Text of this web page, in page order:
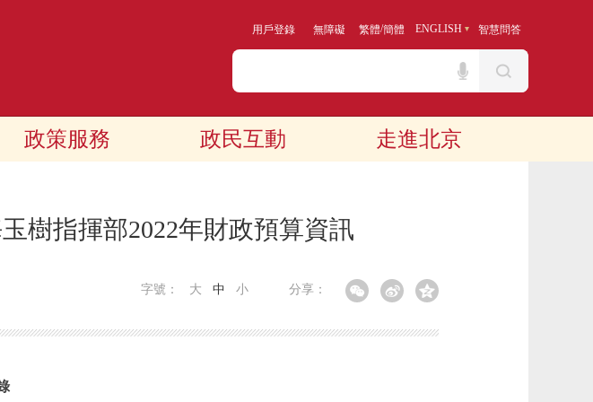
用戶登錄 無障礙 繁體/簡體 ENGLISH 智慧問答
政策服務 政民互動 走進北京
樹指揮部2022年財政預算資訊
分享：
字號： 大 中 小